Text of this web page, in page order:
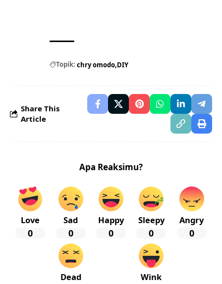
Topik: chry omodo DIY
Share This
Article
Apa Reaksimu?
Love
0
Sad
0
Happy
0
Sleepy
0
Angry
0
Dead Wink